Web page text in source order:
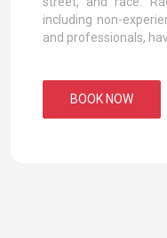
including non-
and professionals,
BOOK NOW